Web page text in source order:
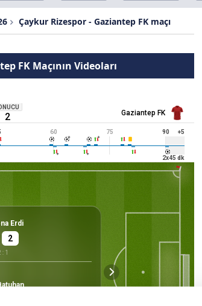
Çaykur Rizespor - Gaziantep FK maçı
FK Maçının Videoları
2 Gaziantep FK
2x45 dk
60 75 +5
90
Erdi
2
: 1
15558